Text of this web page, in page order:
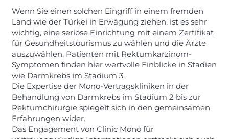
Wenn Sie einen solchen Eingriff in einem fremden
Land wie der Türkei in Erwägung ziehen, ist es sehr
wichtig, eine seriöse Einrichtung mit einem Zertifikat
für Gesundheitstourismus zu wählen und die Ärzte
auszuwählen. Patienten mit Rektumkarzinom-
Symptomen finden hier wertvolle Einblicke in Stadien
wie Darmkrebs im Stadium 3.
Die Expertise der Mono-Vertragskliniken in der
Behandlung von Darmkrebs im Stadium 2 bis zur
Rektumchirurgie spiegelt sich in den gemeinsamen
Erfahrungen wider.
Das Engagement von Clinic Mono für